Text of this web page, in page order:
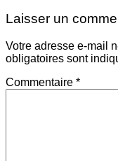
Laisser un
Votre adresse e-mail
obligatoires sont
Commentaire *